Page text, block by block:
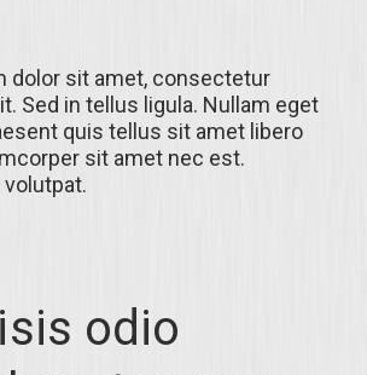
dolor sit amet, consectetur
Sed in tellus ligula. Nullam eget
quis tellus sit amet libero
sit amet nec est.
odio